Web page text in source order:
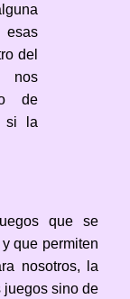
del
nos
de
si la
que se
que permiten
nosotros, la
juegos sino de